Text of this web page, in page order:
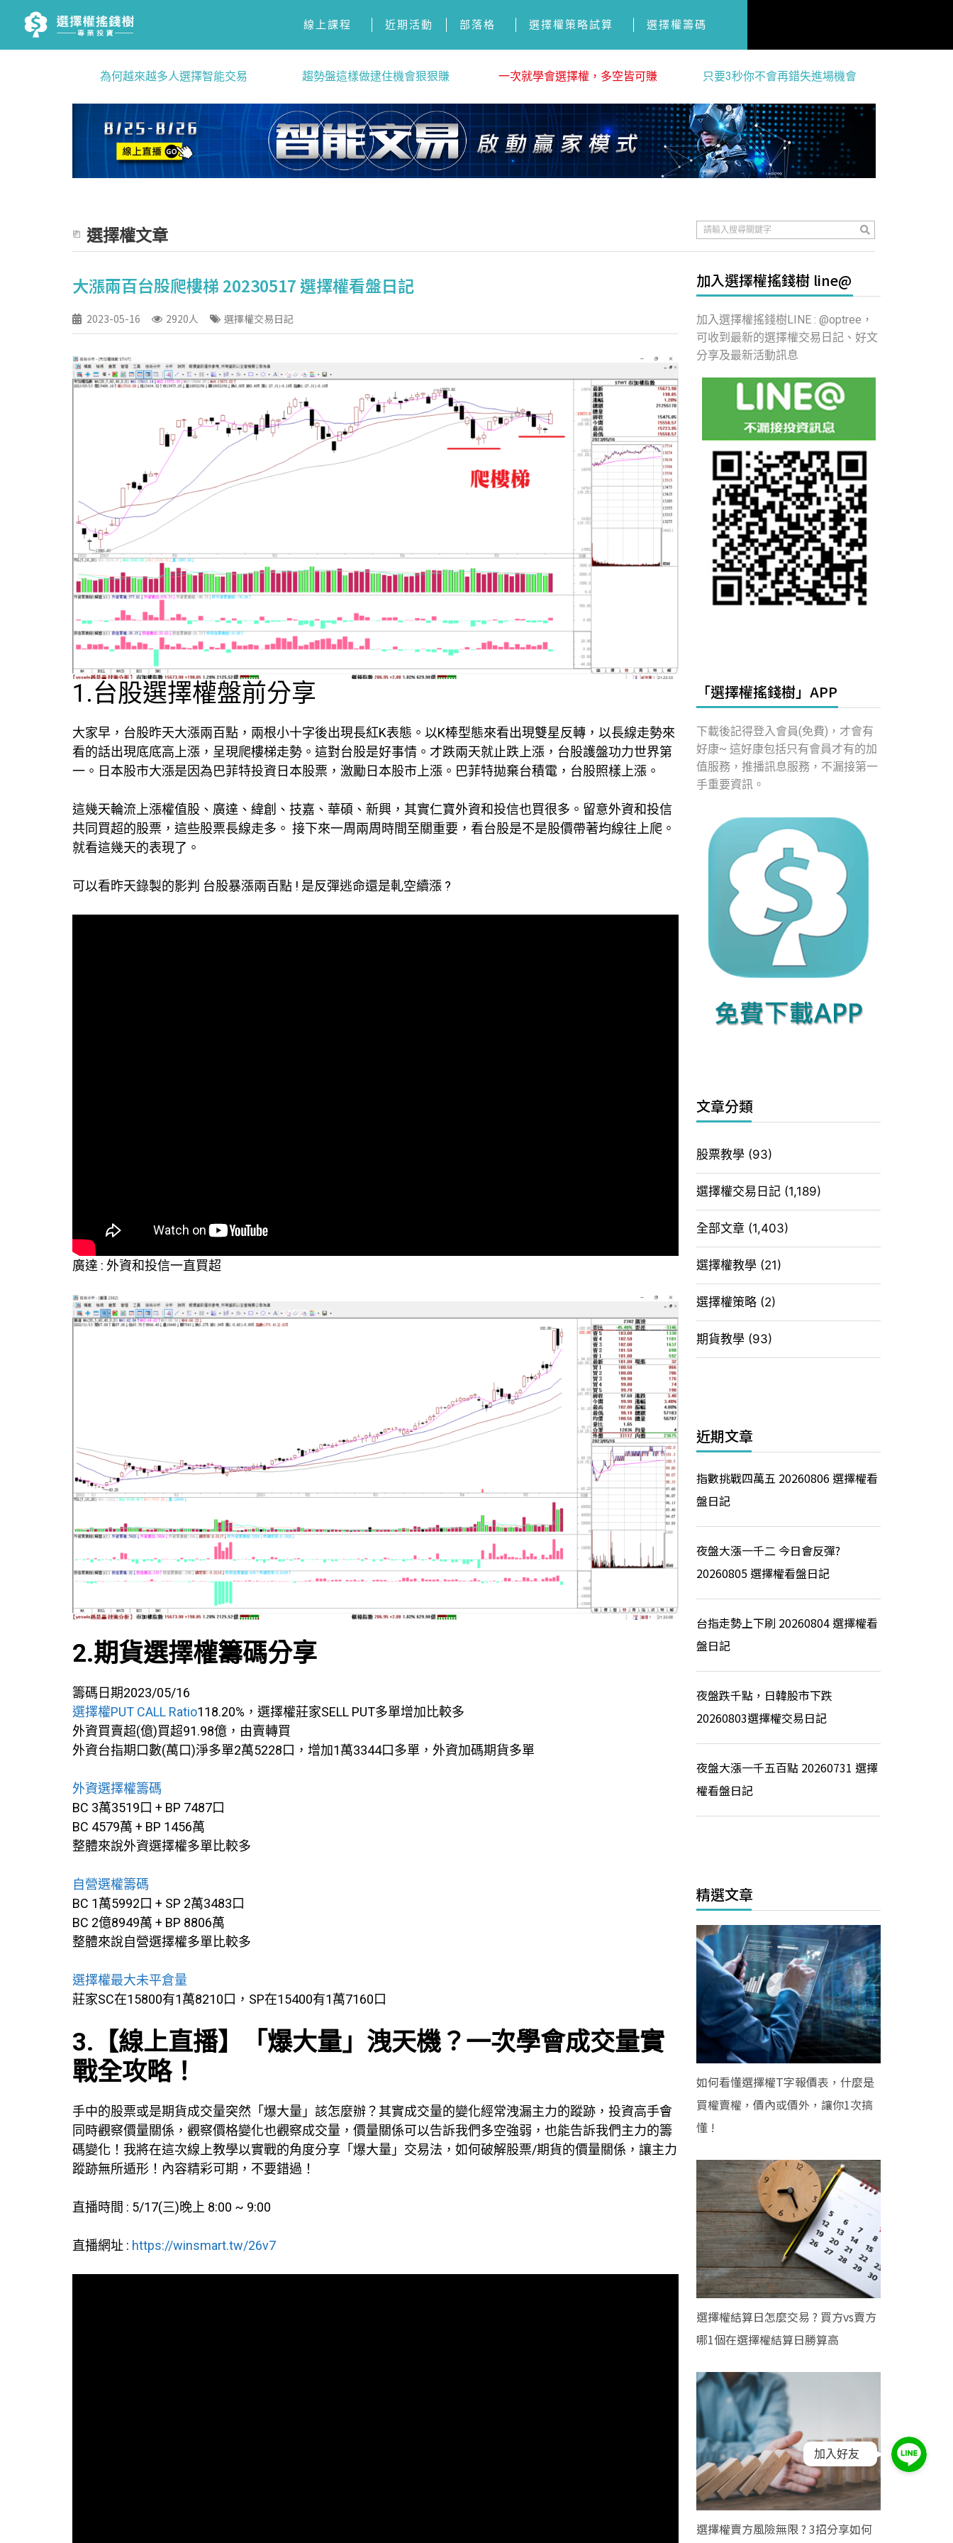
線上課程 近期活動 部落格 選擇權策略試算 選擇權籌碼
為何越來越多人選擇智能交易 趨勢盤這樣做逮住機會狠狠賺 一次就學會選擇權，多空皆可賺 只要3秒你不會再錯失進場機會
選擇權文章
大漲兩百台股爬樓梯 20230517 選擇權看盤日記
2023-05-16 2920人 選擇權交易日記
1.台股選擇權盤前分享
大家早，台股昨天大漲兩百點，兩根小十字後出現長紅K表態。以K棒型態來看出現雙星反轉，以長線走勢來
看的話出現底底高上漲，呈現爬樓梯走勢。這對台股是好事情。才跌兩天就止跌上漲，台股護盤功力世界第
一。日本股市大漲是因為巴菲特投資日本股票，激勵日本股市上漲。巴菲特拋棄台積電，台股照樣上漲。
這幾天輪流上漲權值股、廣達、緯創、技嘉、華碩、新興，其實仁寶外資和投信也買很多。留意外資和投信
共同買超的股票，這些股票長線走多。 接下來一周兩周時間至關重要，看台股是不是股價帶著均線往上爬。
就看這幾天的表現了。
可以看昨天錄製的影判 台股暴漲兩百點 ! 是反彈逃命還是軋空續漲 ?
廣達 : 外資和投信一直買超
2.期貨選擇權籌碼分享
籌碼日期2023/05/16
選擇權PUT CALL Ratio118.20%，選擇權莊家SELL PUT多單增加比較多
外資買賣超(億)買超91.98億，由賣轉買
外資台指期口數(萬口)淨多單2萬5228口，增加1萬3344口多單，外資加碼期貨多單
外資選擇權籌碼
BC 3萬3519口 + BP 7487口
BC 4579萬 + BP 1456萬
整體來說外資選擇權多單比較多
自營選權籌碼
BC 1萬5992口 + SP 2萬3483口
BC 2億8949萬 + BP 8806萬
整體來說自營選擇權多單比較多
選擇權最大未平倉量
莊家SC在15800有1萬8210口，SP在15400有1萬7160口
3.【線上直播】「爆大量」洩天機？一次學會成交量實
戰全攻略！
手中的股票或是期貨成交量突然「爆大量」該怎麼辦？其實成交量的變化經常洩漏主力的蹤跡，投資高手會
同時觀察價量關係，觀察價格變化也觀察成交量，價量關係可以告訴我們多空強弱，也能告訴我們主力的籌
碼變化！我將在這次線上教學以實戰的角度分享「爆大量」交易法，如何破解股票/期貨的價量關係，讓主力
蹤跡無所遁形！內容精彩可期，不要錯過！
直播時間 : 5/17(三)晚上 8:00 ~ 9:00
直播網址 : https://winsmart.tw/26v7
加入選擇權搖錢樹 line@
加入選擇權搖錢樹LINE : @optree，
可收到最新的選擇權交易日記、好文
分享及最新活動訊息
「選擇權搖錢樹」APP
下載後記得登入會員(免費)，才會有
好康~ 這好康包括只有會員才有的加
值服務，推播訊息服務，不漏接第一
手重要資訊。
文章分類
股票教學 (93)
選擇權交易日記 (1,189)
全部文章 (1,403)
選擇權教學 (21)
選擇權策略 (2)
期貨教學 (93)
近期文章
指數挑戰四萬五 20260806 選擇權看
盤日記
夜盤大漲一千二 今日會反彈?
20260805 選擇權看盤日記
台指走勢上下刷 20260804 選擇權看
盤日記
夜盤跌千點，日韓股市下跌
20260803選擇權交易日記
夜盤大漲一千五百點 20260731 選擇
權看盤日記
精選文章
如何看懂選擇權T字報價表，什麼是
買權賣權，價內或價外，讓你1次搞
懂 !
選擇權結算日怎麼交易 ? 買方vs賣方
哪1個在選擇權結算日勝算高
選擇權賣方風險無限 ? 3招分享如何
加入好友